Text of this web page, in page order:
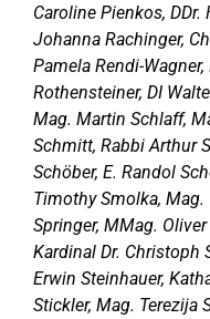
Caroline Pienkos, DDr.
Johanna Rachinger,
Pamela Rendi-
Rothensteiner, DI
Mag. Martin Schlaff,
Schmitt, Rabbi Arthur
Schöber, E. Randol
Timothy Smolka, Mag.
Springer, MMag. Oliver
Kardinal Dr. Christoph
Erwin Steinhauer,
Stickler, Mag. Terezija